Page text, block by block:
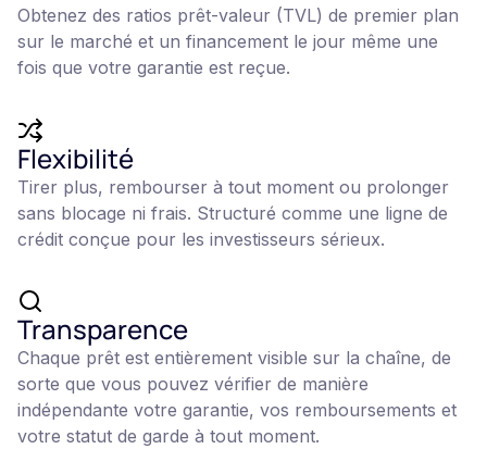
Obtenez des ratios prêt-valeur (TVL) de premier plan
sur le marché et un financement le jour même une
fois que votre garantie est reçue.
Flexibilité
Tirer plus, rembourser à tout moment ou prolonger
sans blocage ni frais. Structuré comme une ligne de
crédit conçue pour les investisseurs sérieux.
Transparence
Chaque prêt est entièrement visible sur la chaîne, de
sorte que vous pouvez vérifier de manière
indépendante votre garantie, vos remboursements et
votre statut de garde à tout moment.